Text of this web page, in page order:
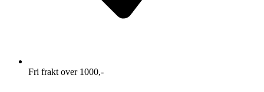
Fri frakt over 1000,-